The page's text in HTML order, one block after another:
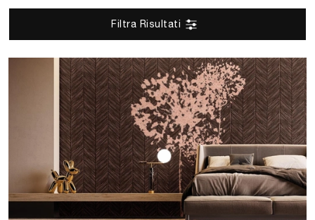
Filtra Risultati